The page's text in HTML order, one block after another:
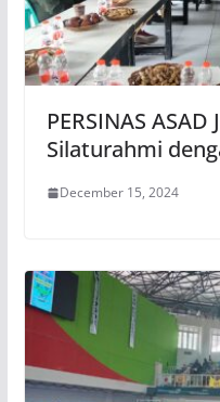
PERSINAS
Silaturahmi
December 15, 2024